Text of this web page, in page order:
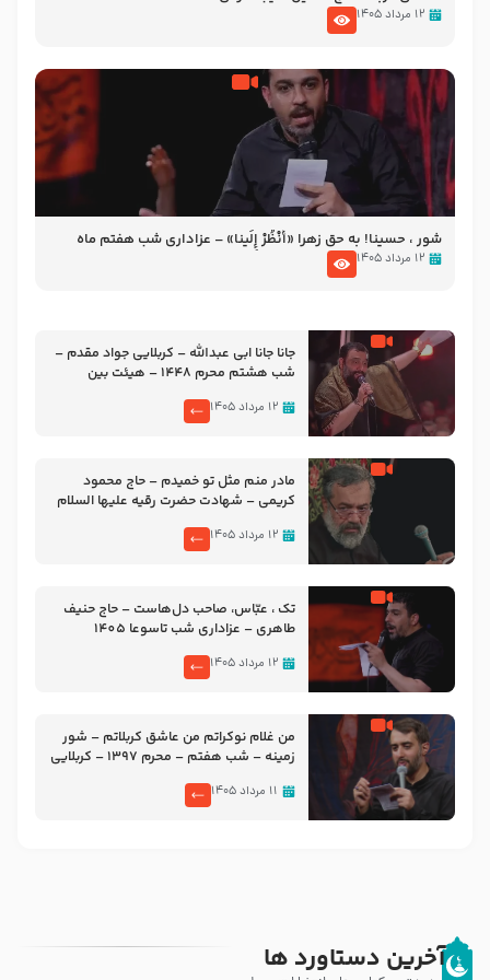
۱۲ مرداد ۱۴۰۵
شور ، حسینا! به‌ حق زهرا «أُنْظُرْ إِلَینا» – عزاداری شب هفتم ماه
محرّم 1405
۱۲ مرداد ۱۴۰۵
جانا جانا ابی عبدالله – کربلایی جواد مقدم –
شب هشتم محرم 1448 – هیئت بین
۱۲ مرداد ۱۴۰۵
مادر منم مثل تو خمیدم – حاج محمود
کریمی – شهادت حضرت رقیه علیها السلام
۱۲ مرداد ۱۴۰۵
تک ، عبّاس، صاحب دل‌هاست – حاج حنیف
طاهری – عزاداری شب تاسوعا 1405
۱۲ مرداد ۱۴۰۵
من غلام نوکراتم من عاشق کربلاتم – شور
زمینه – شب هفتم – محرم 1397 – کربلایی
۱۱ مرداد ۱۴۰۵
آخرین دستاورد ها